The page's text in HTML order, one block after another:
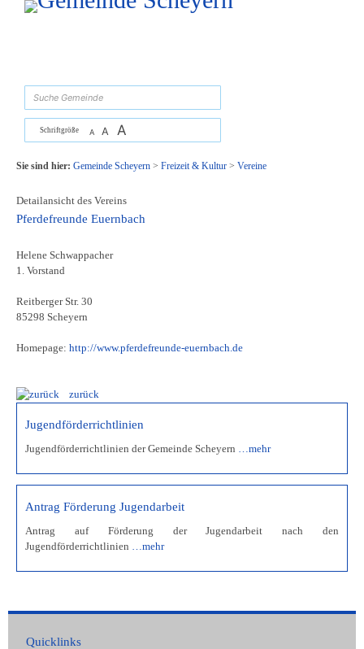
Zum Inhalt, zur Navigationoder zur Startseite springen.
Schriftgröße A A A
Sie sind hier: Gemeinde Scheyern> Freizeit & Kultur> Vereine
Detailansicht des Vereins
Pferdefreunde Euernbach
Helene Schwappacher
1. Vorstand
Reitberger Str. 30
85298 Scheyern
Homepage: http://www.pferdefreunde-euernbach.de
zurück
Jugendförderrichtlinien
Jugendförderrichtlinien der Gemeinde Scheyern …mehr
Antrag Förderung Jugendarbeit
Antrag auf Förderung der Jugendarbeit nach den
Jugendförderrichtlinien …mehr
Quicklinks